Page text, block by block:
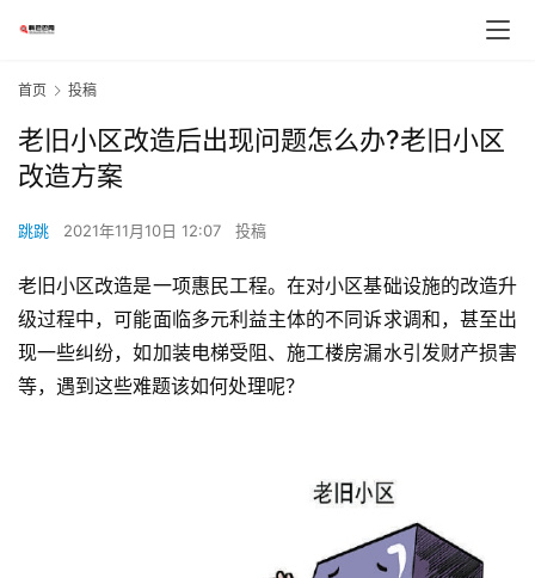
首页 投稿
老旧小区改造后出现问题怎么办?老旧小区
改造方案
跳跳 2021年11月10日 12:07 投稿
老旧小区改造是一项惠民工程。在对小区基础设施的改造升
级过程中，可能面临多元利益主体的不同诉求调和，甚至出
现一些纠纷，如加装电梯受阻、施工楼房漏水引发财产损害
等，遇到这些难题该如何处理呢？